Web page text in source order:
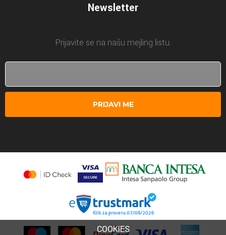
Newsletter
Prijavite se na našu mejling listu.
PRIJAVI ME
COOKIES